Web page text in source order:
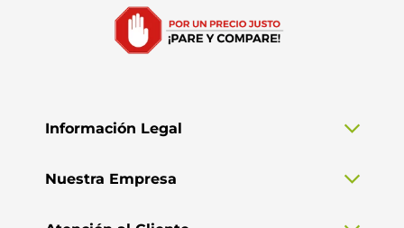
Información Legal
Nuestra Empresa